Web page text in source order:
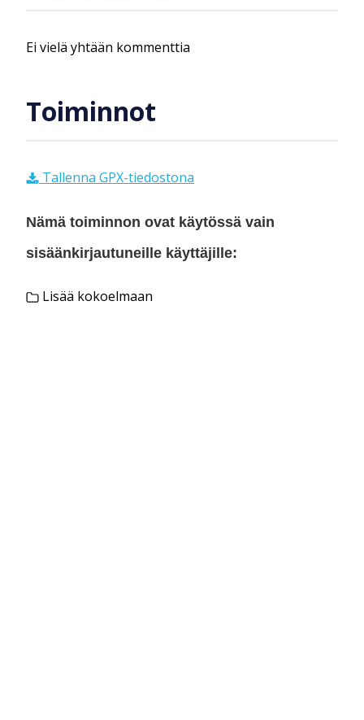
Ei vielä yhtään kommenttia
Toiminnot
Tallenna GPX-tiedostona
Nämä toiminnon ovat käytössä vain
sisäänkirjautuneille käyttäjille:
Lisää kokoelmaan